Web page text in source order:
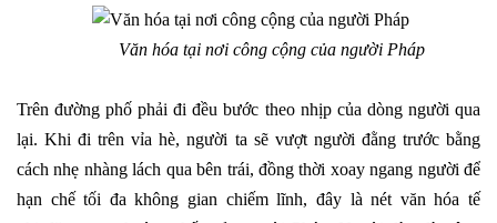
Văn hóa tại nơi công cộng của người Pháp
Trên đường phố phải đi đều bước theo nhịp của dòng người qua
lại. Khi đi trên vỉa hè, người ta sẽ vượt người đằng trước bằng
cách nhẹ nhàng lách qua bên trái, đồng thời xoay ngang người để
hạn chế tối đa không gian chiếm lĩnh, đây là nét văn hóa tế